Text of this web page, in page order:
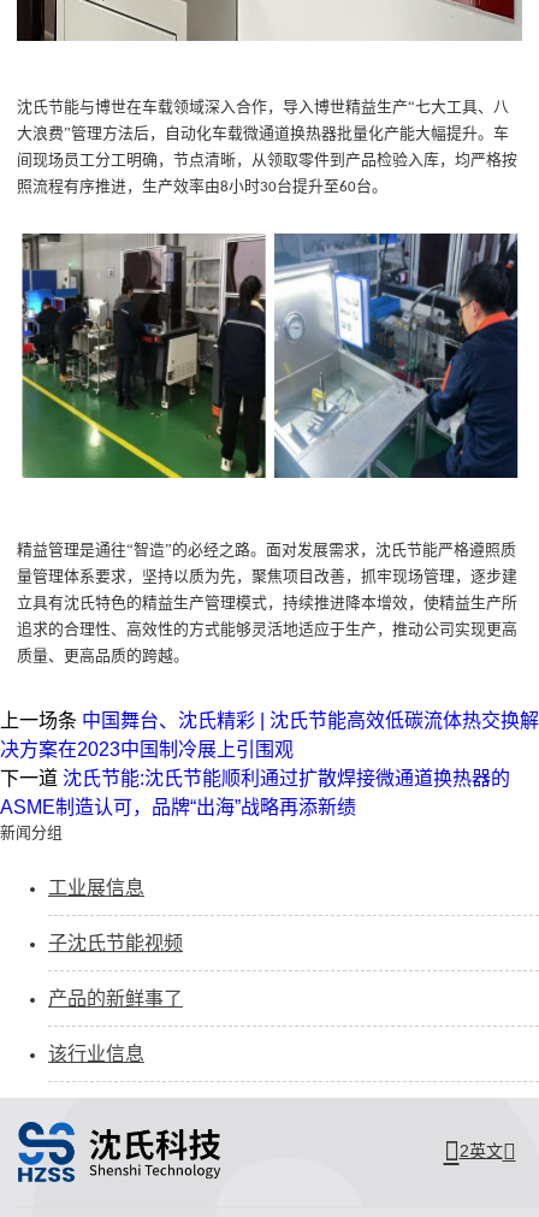
沈氏节能与博世在车载领域深入合作，导入博世精益生产“七大工具、八
大浪费”管理方法后，自动化车载微通道换热器批量化产能大幅提升。车
间现场 员工分工明确，节点清晰， 从领取零件到产品检验入库，均严格按
照流程有序推进，生产效率由8小时30台提升至60台。
精益管理是通往“智造”的必经之路。面对发展需求，沈氏节能严格遵照质
量管理体系要求，坚持以质为先，聚焦项目改善，抓牢现场管理，逐步建
立具有沈氏特色的精益生产管理模式，持续推进降本增效，使精益生产所
追求的合理性、高效性的方式能够灵活地适应于生产，推动公司实现更高
质量、更高品质的跨越。
上一场条 中国舞台、沈氏精彩 | 沈氏节能高效低碳流体热交换解
决方案在2023中国制冷展上引围观
下一道 沈氏节能:沈氏节能顺利通过扩散焊接微通道换热器的
ASME制造认可，品牌“出海”战略再添新绩
新闻分组
工业展信息
子沈氏节能视频
产品的新鲜事了
该行业信息
2英文